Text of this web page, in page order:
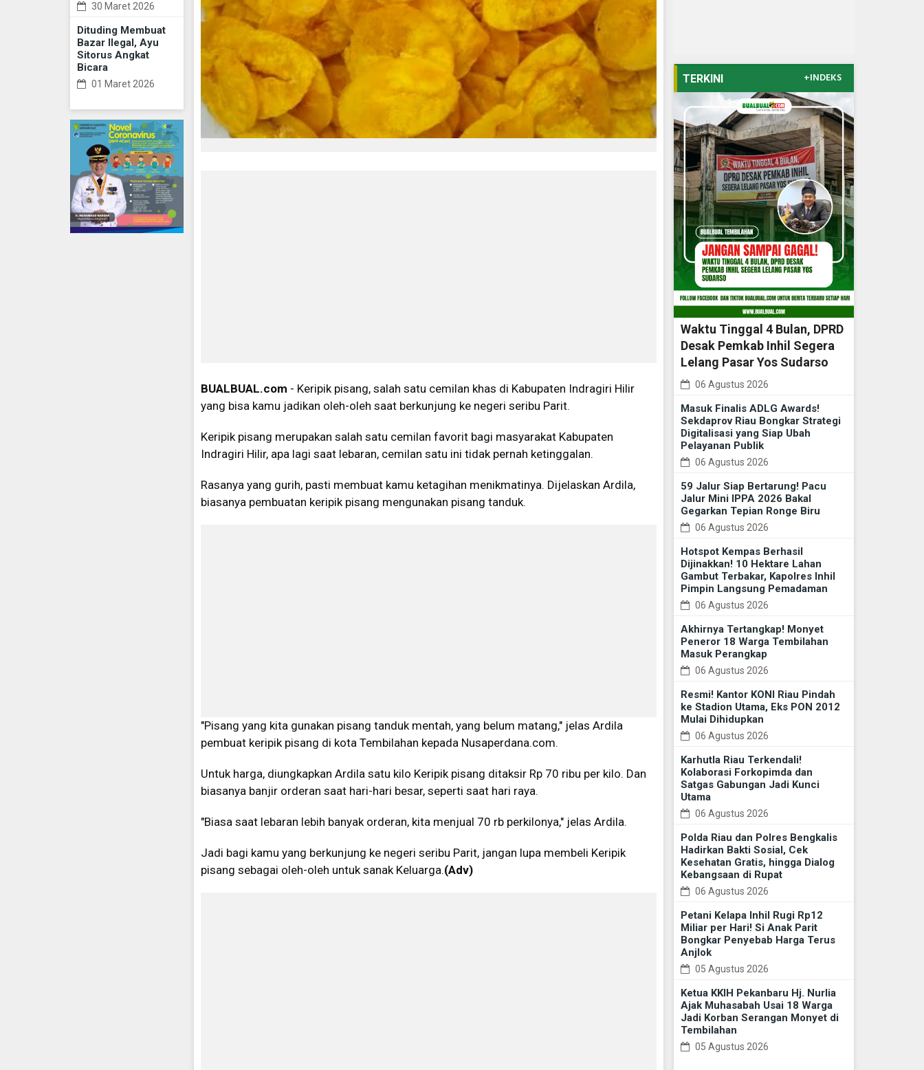
30 Maret 2026
Dituding Membuat
Bazar Ilegal, Ayu
Sitorus Angkat
Bicara
01 Maret 2026
BUALBUAL.com - Keripik pisang, salah satu cemilan khas di Kabupaten Indragiri Hilir
yang bisa kamu jadikan oleh-oleh saat berkunjung ke negeri seribu Parit.
Keripik pisang merupakan salah satu cemilan favorit bagi masyarakat Kabupaten
Indragiri Hilir, apa lagi saat lebaran, cemilan satu ini tidak pernah ketinggalan.
Rasanya yang gurih, pasti membuat kamu ketagihan menikmatinya. Dijelaskan Ardila,
biasanya pembuatan keripik pisang mengunakan pisang tanduk.
"Pisang yang kita gunakan pisang tanduk mentah, yang belum matang," jelas Ardila
pembuat keripik pisang di kota Tembilahan kepada Nusaperdana.com.
Untuk harga, diungkapkan Ardila satu kilo Keripik pisang ditaksir Rp 70 ribu per kilo. Dan
biasanya banjir orderan saat hari-hari besar, seperti saat hari raya.
"Biasa saat lebaran lebih banyak orderan, kita menjual 70 rb perkilonya," jelas Ardila.
Jadi bagi kamu yang berkunjung ke negeri seribu Parit, jangan lupa membeli Keripik
pisang sebagai oleh-oleh untuk sanak Keluarga.(Adv)
TERKINI +INDEKS
Waktu Tinggal 4 Bulan, DPRD
Desak Pemkab Inhil Segera
Lelang Pasar Yos Sudarso
06 Agustus 2026
Masuk Finalis ADLG Awards!
Sekdaprov Riau Bongkar Strategi
Digitalisasi yang Siap Ubah
Pelayanan Publik
06 Agustus 2026
59 Jalur Siap Bertarung! Pacu
Jalur Mini IPPA 2026 Bakal
Gegarkan Tepian Ronge Biru
06 Agustus 2026
Hotspot Kempas Berhasil
Dijinakkan! 10 Hektare Lahan
Gambut Terbakar, Kapolres Inhil
Pimpin Langsung Pemadaman
06 Agustus 2026
Akhirnya Tertangkap! Monyet
Peneror 18 Warga Tembilahan
Masuk Perangkap
06 Agustus 2026
Resmi! Kantor KONI Riau Pindah
ke Stadion Utama, Eks PON 2012
Mulai Dihidupkan
06 Agustus 2026
Karhutla Riau Terkendali!
Kolaborasi Forkopimda dan
Satgas Gabungan Jadi Kunci
Utama
06 Agustus 2026
Polda Riau dan Polres Bengkalis
Hadirkan Bakti Sosial, Cek
Kesehatan Gratis, hingga Dialog
Kebangsaan di Rupat
06 Agustus 2026
Petani Kelapa Inhil Rugi Rp12
Miliar per Hari! Si Anak Parit
Bongkar Penyebab Harga Terus
Anjlok
05 Agustus 2026
Ketua KKIH Pekanbaru Hj. Nurlia
Ajak Muhasabah Usai 18 Warga
Jadi Korban Serangan Monyet di
Tembilahan
05 Agustus 2026